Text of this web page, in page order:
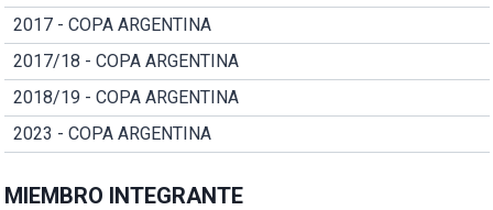
2017 - COPA ARGENTINA
2017/18 - COPA ARGENTINA
2018/19 - COPA ARGENTINA
2023 - COPA ARGENTINA
MIEMBRO INTEGRANTE